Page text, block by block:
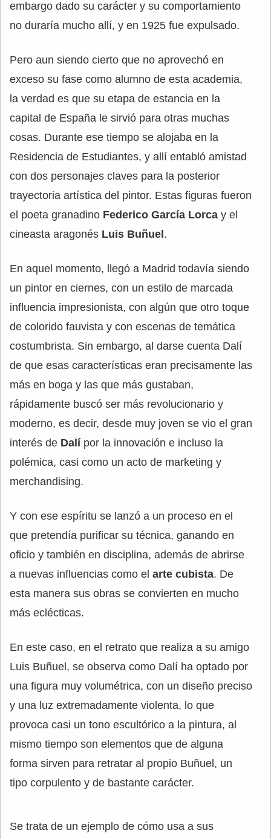
embargo dado su carácter y su comportamiento
no duraría mucho allí, y en 1925 fue expulsado.
Pero aun siendo cierto que no aprovechó en
exceso su fase como alumno de esta academia,
la verdad es que su etapa de estancia en la
capital de España le sirvió para otras muchas
cosas. Durante ese tiempo se alojaba en la
Residencia de Estudiantes, y allí entabló amistad
con dos personajes claves para la posterior
trayectoria artística del pintor. Estas figuras fueron
el poeta granadino Federico García Lorca y el
cineasta aragonés Luis Buñuel.
En aquel momento, llegó a Madrid todavía siendo
un pintor en ciernes, con un estilo de marcada
influencia impresionista, con algún que otro toque
de colorido fauvista y con escenas de temática
costumbrista. Sin embargo, al darse cuenta Dalí
de que esas características eran precisamente las
más en boga y las que más gustaban,
rápidamente buscó ser más revolucionario y
moderno, es decir, desde muy joven se vio el gran
interés de Dalípor la innovación e incluso la
polémica, casi como un acto de marketing y
merchandising.
Y con ese espíritu se lanzó a un proceso en el
que pretendía purificar su técnica, ganando en
oficio y también en disciplina, además de abrirse
a nuevas influencias como el arte cubista. De
esta manera sus obras se convierten en mucho
más eclécticas.
En este caso, en el retrato que realiza a su amigo
Luis Buñuel, se observa como Dalí ha optado por
una figura muy volumétrica, con un diseño preciso
y una luz extremadamente violenta, lo que
provoca casi un tono escultórico a la pintura, al
mismo tiempo son elementos que de alguna
forma sirven para retratar al propio Buñuel, un
tipo corpulento y de bastante carácter.
Se trata de un ejemplo de cómo usa a sus